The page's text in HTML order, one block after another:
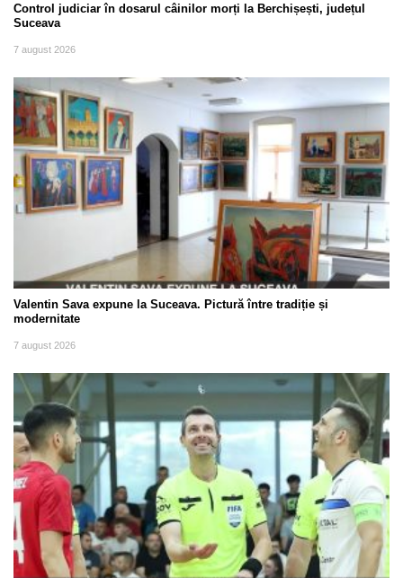
Control judiciar în dosarul câinilor morți la Berchișești, județul
Suceava
7 august 2026
Valentin Sava expune la Suceava. Pictură între tradiție și
modernitate
7 august 2026